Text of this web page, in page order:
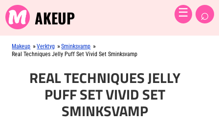
AKEUP ☰ ⌕
Makeup »Verktyg »Sminksvamp »
Real Techniques Jelly Puff Set Vivid Set Sminksvamp
REAL TECHNIQUES JELLY
PUFF SET VIVID SET
SMINKSVAMP